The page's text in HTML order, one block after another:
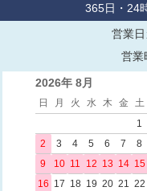
365日・24
営業
営業
2026年 8月
日 月 火 水 木 金
土
1
2
3 4 5 6 7
8
9
10 11 12 13 14 15
16 17 18 19 20 21 22